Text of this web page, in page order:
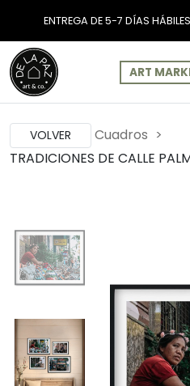
ENTREGA DE 5-7 DÍAS
ART
VOLVER
Cuadros
TRADICIONES DE CALLE